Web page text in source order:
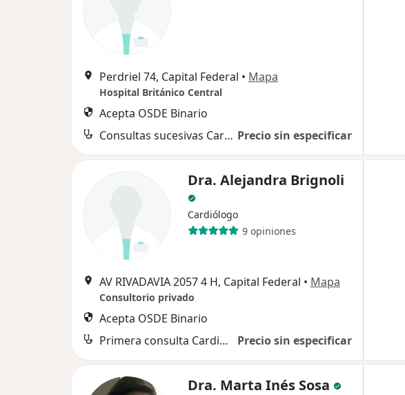
Perdriel 74, Capital Federal • Mapa
Hospital Británico Central
Acepta OSDE Binario
Consultas sucesivas Cardiología Precio sin especificar
Dra. Alejandra Brignoli
Cardiólogo
9 opiniones
AV RIVADAVIA 2057 4 H, Capital Federal • Mapa
Consultorio privado
Acepta OSDE Binario
Primera consulta Cardiología
Precio sin especificar
Dra. Marta Inés Sosa